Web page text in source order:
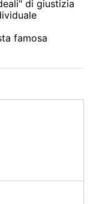
di giustizia
famosa